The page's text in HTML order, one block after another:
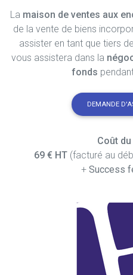
La maison de ventes aux
de la vente de biens
assister en tant que tiers
vous assistera dans la
fonds
DEMANDE
Coût
69 € HT(facturé au
+ Success